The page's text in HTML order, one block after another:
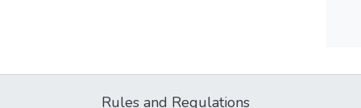
Rules and Regulations